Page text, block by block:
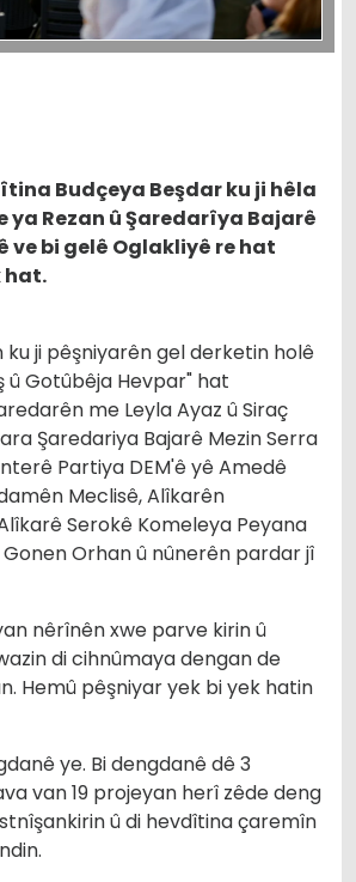
Budçeya Beşdar ku ji hêla
ya Rezan û Şaredarîya Bajarê
ve bi gelê Oglakliyê re hat
hat.
ku ji pêşniyarên gel derketin holê
û Gotûbêja Hevpar" hat
me Leyla Ayaz û Siraç
Şaredariya Bajarê Mezin Serra
Partiya DEM'ê yê Amedê
Meclisê, Alîkarên
Serokê Komeleya Peyana
Orhan û nûnerên pardar jî
nêrînên xwe parve kirin û
di cihnûmaya dengan de
Hemû pêşniyar yek bi yek hatin
ye. Bi dengdanê dê 3
van 19 projeyan herî zêde deng
û di hevdîtina çaremîn